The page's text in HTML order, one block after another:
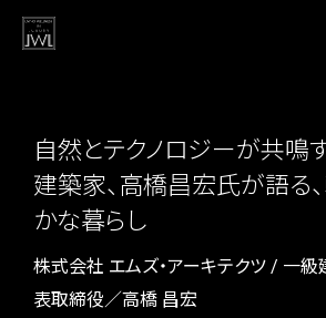
自然とテクノロジーが共鳴
建築家、高橋昌宏氏が語る
かな暮らし
株式会社 エムズ・アーキテクツ / 一
表取締役／高橋 昌宏